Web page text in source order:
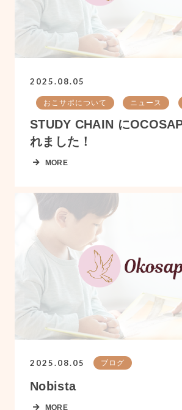
2025.08.05
おこサポについて ニュース
STUDY CHAIN に
れました！
MORE
2025.08.05 ブログ
Nobista
MORE